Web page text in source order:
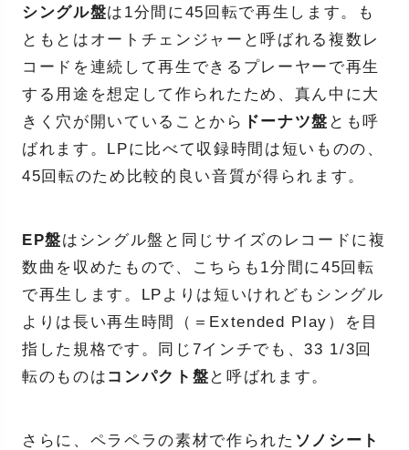
シングル盤は1分間に45回転で再生します。も
ともとはオートチェンジャーと呼ばれる複数レ
コードを連続して再生できるプレーヤーで再生
する用途を想定して作られたため、真ん中に大
きく穴が開いていることから ドーナツ盤 とも呼
ばれます。LPに比べて収録時間は短いものの、
45回転のため比較的良い音質が得られます。
EP盤はシングル盤と同じサイズのレコードに複
数曲を収めたもので、こちらも1分間に45回転
で再生します。LPよりは短いけれどもシングル
よりは長い再生時間（＝Extended Play）を目
指した規格です。同じ7インチでも、33 1/3回
転のものは コンパクト盤 と呼ばれます。
さらに、ペラペラの素材で作られた ソノシート